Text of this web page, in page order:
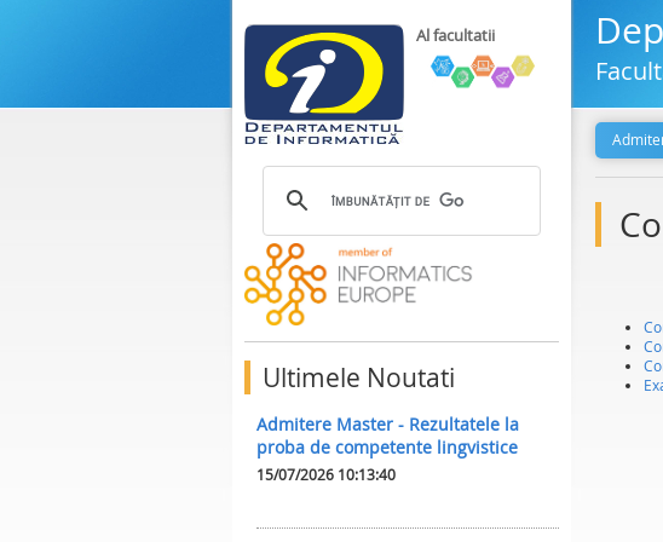
Al facultatii
Ultimele Noutati
Admitere Master - Rezultatele la
proba de competente lingvistice
15/07/2026 10:13:40